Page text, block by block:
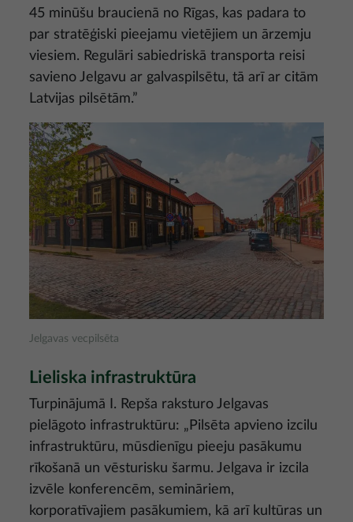
45 minūšu braucienā no Rīgas, kas padara to
par stratēģiski pieejamu vietējiem un ārzemju
viesiem. Regulāri sabiedriskā transporta reisi
savieno Jelgavu ar galvaspilsētu, tā arī ar citām
Latvijas pilsētām.”
Attēls
Jelgavas vecpilsēta
Lieliska infrastruktūra
Turpinājumā I. Repša raksturo Jelgavas
pielāgoto infrastruktūru: „Pilsēta apvieno izcilu
infrastruktūru, mūsdienīgu pieeju pasākumu
rīkošanā un vēsturisku šarmu. Jelgava ir izcila
izvēle konferencēm, semināriem,
korporatīvajiem pasākumiem, kā arī kultūras un